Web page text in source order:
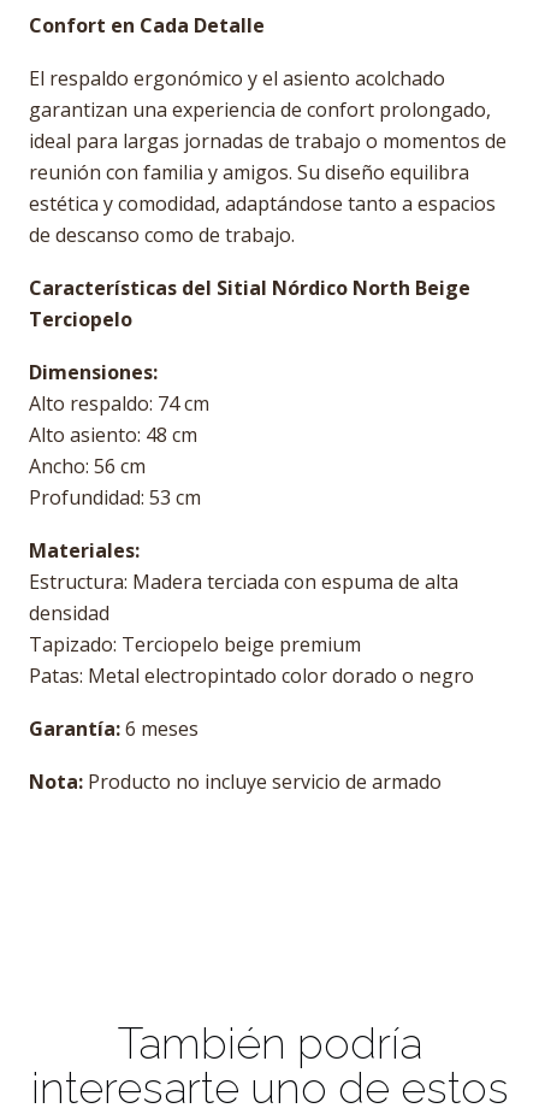
Confort en Cada Detalle
El respaldo ergonómico y el asiento acolchado
garantizan una experiencia de confort prolongado,
ideal para largas jornadas de trabajo o momentos de
reunión con familia y amigos. Su diseño equilibra
estética y comodidad, adaptándose tanto a espacios
de descanso como de trabajo.
Características del Sitial Nórdico North Beige
Terciopelo
Dimensiones:
Alto respaldo: 74 cm
Alto asiento: 48 cm
Ancho: 56 cm
Profundidad: 53 cm
Materiales:
Estructura: Madera terciada con espuma de alta
densidad
Tapizado: Terciopelo beige premium
Patas: Metal electropintado color dorado o negro
Garantía:6 meses
Nota: Producto no incluye servicio de armado
También podría
interesarte uno de estos